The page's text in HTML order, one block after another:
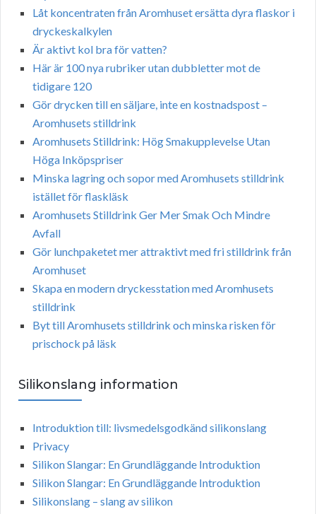
Låt koncentraten från Aromhuset ersätta dyra flaskor i
dryckeskalkylen
Är aktivt kol bra för vatten?
Här är 100 nya rubriker utan dubbletter mot de
tidigare 120
Gör drycken till en säljare, inte en kostnadspost –
Aromhusets stilldrink
Aromhusets Stilldrink: Hög Smakupplevelse Utan
Höga Inköpspriser
Minska lagring och sopor med Aromhusets stilldrink
istället för flaskläsk
Aromhusets Stilldrink Ger Mer Smak Och Mindre
Avfall
Gör lunchpaketet mer attraktivt med fri stilldrink från
Aromhuset
Skapa en modern dryckesstation med Aromhusets
stilldrink
Byt till Aromhusets stilldrink och minska risken för
prischock på läsk
Silikonslang information
Introduktion till: livsmedelsgodkänd silikonslang
Privacy
Silikon Slangar: En Grundläggande Introduktion
Silikon Slangar: En Grundläggande Introduktion
Silikonslang – slang av silikon